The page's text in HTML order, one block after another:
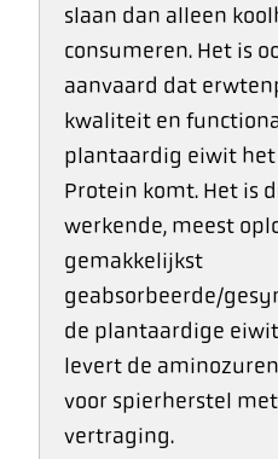
slaan dan alleen
consumeren. Het is
aanvaard dat
kwaliteit en
plantaardig eiwit
Protein komt. Het is
werkende, meest
gemakkelijkst
geabsorbeerde/
de plantaardige
levert de
voor spierherstel
vertraging.